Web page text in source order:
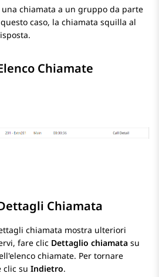
chiamata a un gruppo da parte
caso, la chiamata squilla al
Chiamate
Chiamata
chiamata mostra ulteriori
fare clic Dettaglio chiamata su
chiamate. Per tornare
clic su Indietro.